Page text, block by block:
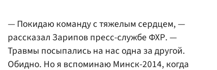
— Покидаю команду с тяжелым сердцем, —
рассказал Зарипов пресс-службе ФХР. —
Травмы посыпались на нас одна за другой.
Обидно. Но я вспоминаю Минск-2014, когда